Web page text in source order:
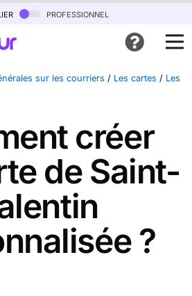
professionnel
sur les courriers / Les cartes / Les
créer
de Saint-
?